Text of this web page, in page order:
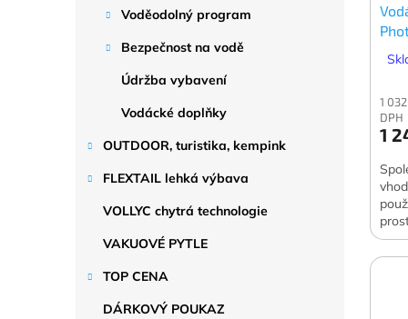
Voděodolný program
Bezpečnost na vodě
Údržba vybavení
Vodácké doplňky
OUTDOOR, turistika, kempink
FLEXTAIL lehká výbava
VOLLYC chytrá technologie
VAKUOVÉ PYTLE
TOP CENA
DÁRKOVÝ POUKAZ
1
DPH
1